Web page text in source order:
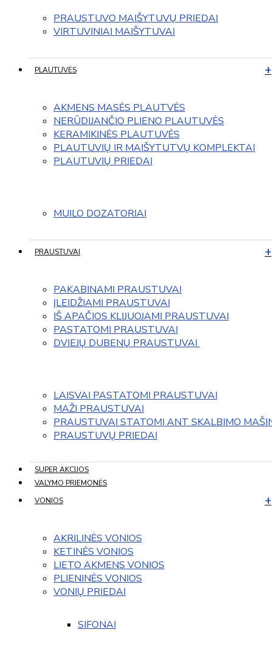
PRAUSTUVO MAIŠYTUVŲ PRIEDAI
VIRTUVINIAI MAIŠYTUVAI
PLAUTUVĖS
AKMENS MASĖS PLAUTVĖS
NERŪDIJANČIO PLIENO PLAUTUVĖS
KERAMIKINĖS PLAUTUVĖS
PLAUTUVIŲ IR MAIŠYTUTVŲ KOMPLEKTAI
PLAUTUVIŲ PRIEDAI
MUILO DOZATORIAI
PRAUSTUVAI
PAKABINAMI PRAUSTUVAI
ĮLEIDŽIAMI PRAUSTUVAI
IŠ APAČIOS KLIJUOJAMI PRAUSTUVAI
PASTATOMI PRAUSTUVAI
DVIEJŲ DUBENŲ PRAUSTUVAI
LAISVAI PASTATOMI PRAUSTUVAI
MAŽI PRAUSTUVAI
PRAUSTUVAI STATOMI ANT SKALBIMO
PRAUSTUVŲ PRIEDAI
SUPER AKCIJOS
VALYMO PRIEMONĖS
VONIOS
AKRILINĖS VONIOS
KETINĖS VONIOS
LIETO AKMENS VONIOS
PLIENINĖS VONIOS
VONIŲ PRIEDAI
SIFONAI